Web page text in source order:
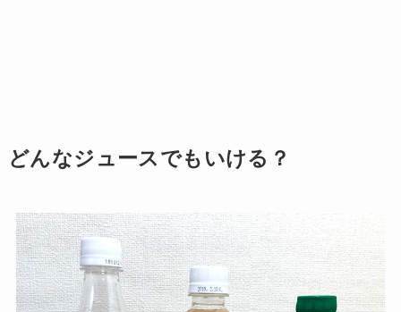
どんなジュースでもいける？